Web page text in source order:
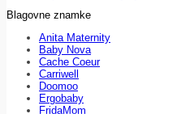
Blagovne znamke
Anita Maternity
Baby Nova
Cache Coeur
Carriwell
Doomoo
Ergobaby
FridaMom